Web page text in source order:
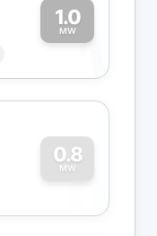
1.0
MW1
0.8
MW
0